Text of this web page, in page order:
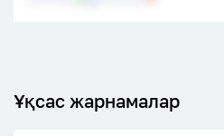
Ұқсас жарнамалар